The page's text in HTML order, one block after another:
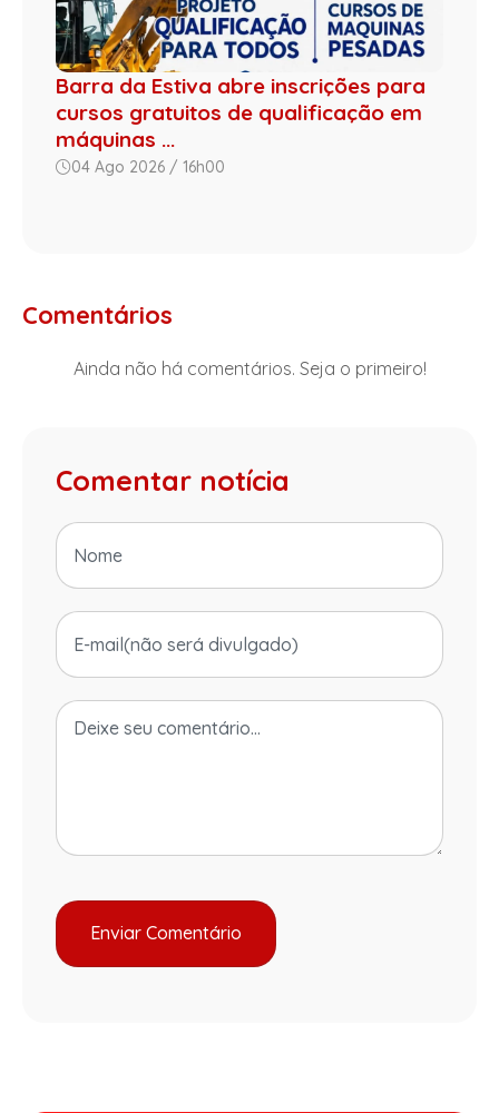
Barra da Estiva abre inscrições para
cursos gratuitos de qualificação em
máquinas ...
04 Ago 2026 / 16h00
Comentários
Ainda não há comentários. Seja o primeiro!
Comentar notícia